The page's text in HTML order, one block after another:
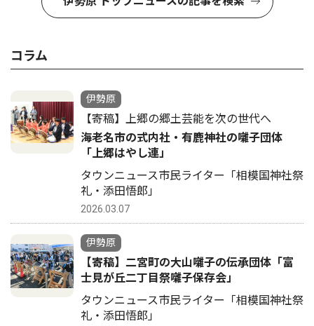
コラム
伊勢原
【寄稿】上郷の郷土芸能を次の世代へ
海老名市の式内社・有鹿神社の囃子団体
「上郷はやし連」
タウンニュース市民ライター「相模国神社祭
礼・添田悟郎」
2026.03.07
伊勢原
【寄稿】二宮町の大山囃子の伝承団体「富
士見が丘二丁目祭囃子保存会」
タウンニュース市民ライター「相模国神社祭
礼・添田悟郎」